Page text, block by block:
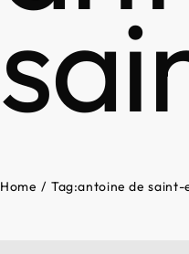
Home Tag:antoine de saint-